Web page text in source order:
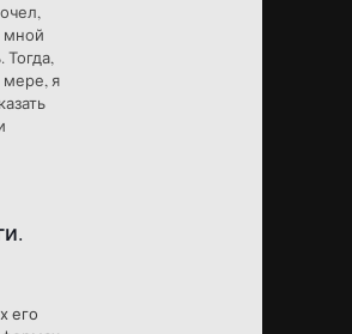
мной
Тогда,
мере, я
его